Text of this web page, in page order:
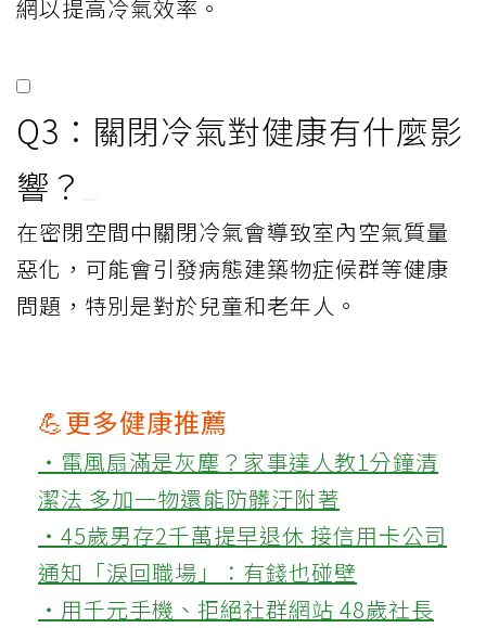
網以提高冷氣效率。
Q3：關閉冷氣對健康有什麼影
響？
在密閉空間中關閉冷氣會導致室內空氣質量
惡化，可能會引發病態建築物症候群等健康
問題，特別是對於兒童和老年人。
💪更多健康推薦
‧電風扇滿是灰塵？家事達人教1分鐘清
潔法 多加一物還能防髒汙附著
‧45歲男存2千萬提早退休 接信用卡公司
通知「淚回職場」：有錢也碰壁
‧用千元手機、拒絕社群網站 48歲社長